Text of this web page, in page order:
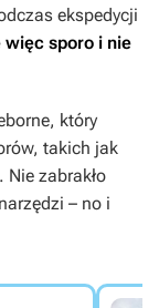
ekspedycji
sporo i nie
, który
takich jak
zabrakło
– no i